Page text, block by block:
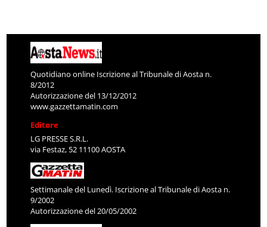
Quotidiano online Iscrizione al Tribunale di Aosta n.
8/2012
Autorizzazione del 13/12/2012
www.gazzettamatin.com
Editore
LG PRESSE S.R.L.
via Festaz, 52 11100 AOSTA
Settimanale del Lunedì. Iscrizione al Tribunale di Aosta n.
9/2002
Autorizzazione del 20/05/2002